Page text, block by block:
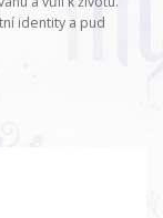
identity a pud